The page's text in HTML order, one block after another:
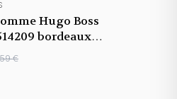
Hugo Boss
bordeaux
€